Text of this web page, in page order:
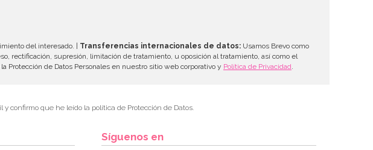
del interesado. | Transferencias internacionales de datos: Usamos Brevo como
rectificación, supresión, limitación de tratamiento, u oposición al tratamiento, así como el
Protección de Datos Personales en nuestro sitio web corporativo y Política de Privacidad
confirmo que he leído la política de Protección de Datos.
Síguenos en